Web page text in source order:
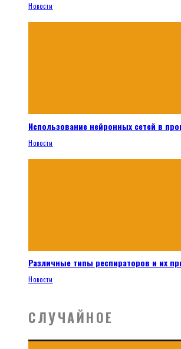
Новости
Использование нейронных сетей в
Новости
Различные типы респираторов и их
Новости
СЛУЧАЙНОЕ